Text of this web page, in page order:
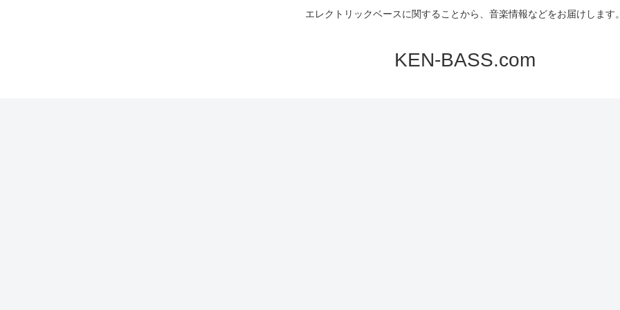
エレクトリックベースに関することから、音楽情報などをお届けします
KEN-BASS.com